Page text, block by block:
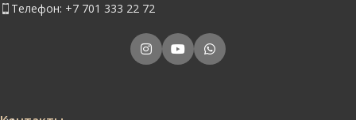
Телефон: +7 701 333 22 72